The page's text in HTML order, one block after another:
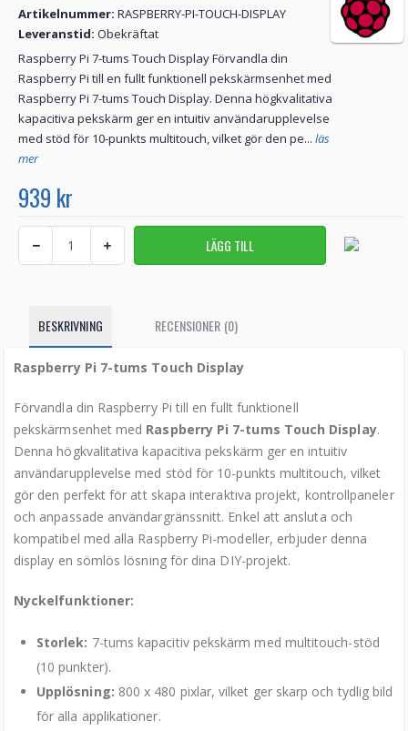
Artikelnummer: RASPBERRY-PI-TOUCH-DISPLAY
Leveranstid: Obekräftat
Raspberry Pi 7-tums Touch Display Förvandla din
Raspberry Pi till en fullt funktionell pekskärmsenhet med
Raspberry Pi 7-tums Touch Display. Denna högkvalitativa
kapacitiva pekskärm ger en intuitiv användarupplevelse
med stöd för 10-punkts multitouch, vilket gör den pe... läs
mer
939 kr
BESKRIVNING RECENSIONER (0)
Raspberry Pi 7-tums Touch Display
Förvandla din Raspberry Pi till en fullt funktionell
pekskärmsenhet med Raspberry Pi 7-tums Touch Display.
Denna högkvalitativa kapacitiva pekskärm ger en intuitiv
användarupplevelse med stöd för 10-punkts multitouch, vilket
gör den perfekt för att skapa interaktiva projekt, kontrollpaneler
och anpassade användargränssnitt. Enkel att ansluta och
kompatibel med alla Raspberry Pi-modeller, erbjuder denna
display en sömlös lösning för dina DIY-projekt.
Nyckelfunktioner:
Storlek: 7-tums kapacitiv pekskärm med multitouch-stöd
(10 punkter).
Upplösning: 800 x 480 pixlar, vilket ger skarp och tydlig bild
för alla applikationer.